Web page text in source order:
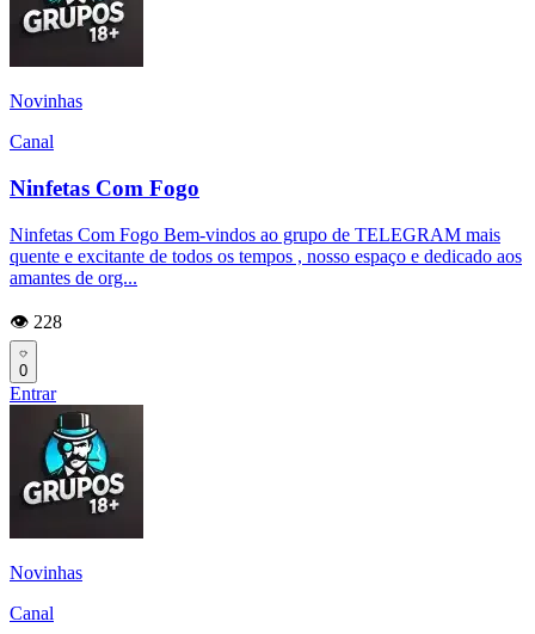
Novinhas
Canal
Ninfetas Com Fogo
Ninfetas Com Fogo Bem-vindos ao grupo de TELEGRAM mais
quente e excitante de todos os tempos , nosso espaço e dedicado aos
amantes de org...
👁️ 228
0
Entrar
Novinhas
Canal